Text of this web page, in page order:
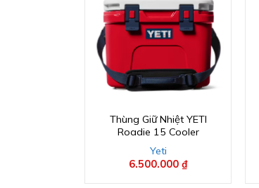
Thùng Giữ Nhiệt YETI
Roadie 15 Cooler
Yeti
6.500.000 ₫